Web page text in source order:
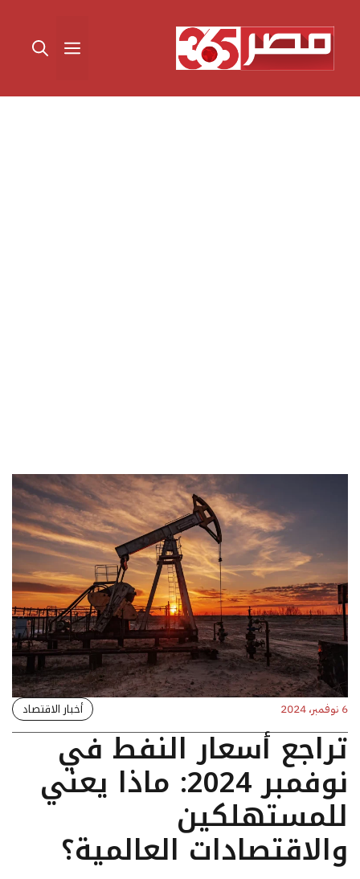
المحتوى القائمة
6 نوفمبر، 2024 أخبار الاقتصاد
تراجع أسعار النفط في
نوفمبر 2024: ماذا يعني
للمستهلكين
والاقتصادات العالمية؟